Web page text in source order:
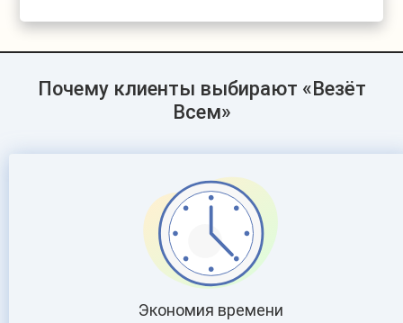
Почему клиенты выбирают «Везёт
Всем»
Экономия времени